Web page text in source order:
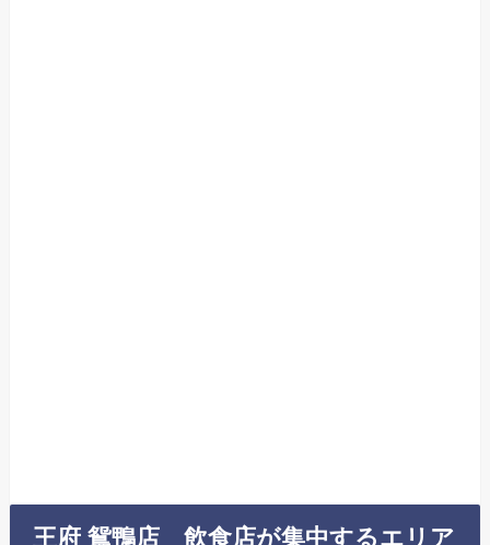
王府 鴛鴨店 飲食店が集中するエリア